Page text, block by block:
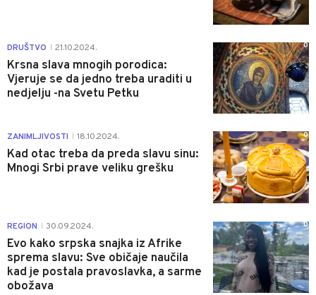
DRUŠTVO 21.10.2024.
Krsna slava mnogih porodica:
Vjeruje se da jedno treba uraditi u
nedjelju -na Svetu Petku
0
ZANIMLJIVOSTI 18.10.2024.
Kad otac treba da preda slavu sinu:
Mnogi Srbi prave veliku grešku
0
REGION 30.09.2024.
Evo kako srpska snajka iz Afrike
sprema slavu: Sve običaje naučila
kad je postala pravoslavka, a sarme
obožava
0